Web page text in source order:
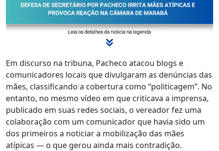
Em discurso na tribuna, Pacheco atacou blogs e
comunicadores locais que divulgaram as denúncias das
mães, classificando a cobertura como “politicagem”. No
entanto, no mesmo vídeo em que criticava a imprensa,
publicado em suas redes sociais, o vereador fez uma
colaboração com um comunicador que havia sido um
dos primeiros a noticiar a mobilização das mães
atípicas — o que gerou ainda mais contradição.